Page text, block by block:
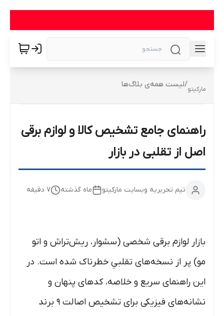
مارکیتو/لیست همه‌ی بلاگ‌ها
راهنمای جامع تشخیص کالا و لوازم برقی
اصل از تقلبی در بازار
تیم تحریریه وبسایت مارکیتو ماه گذشته 7 دقیقه
بازار لوازم برقی شخصی (سشوار، ریش‌تراش و اتو
مو) پر از نسخه‌های تقلبیِ خطرناک شده است. در
این راهنمای سریع و خلاصه، کدهای پنهان و
نشانه‌های فیزیکی برای تشخیص اصالت ۹ برند